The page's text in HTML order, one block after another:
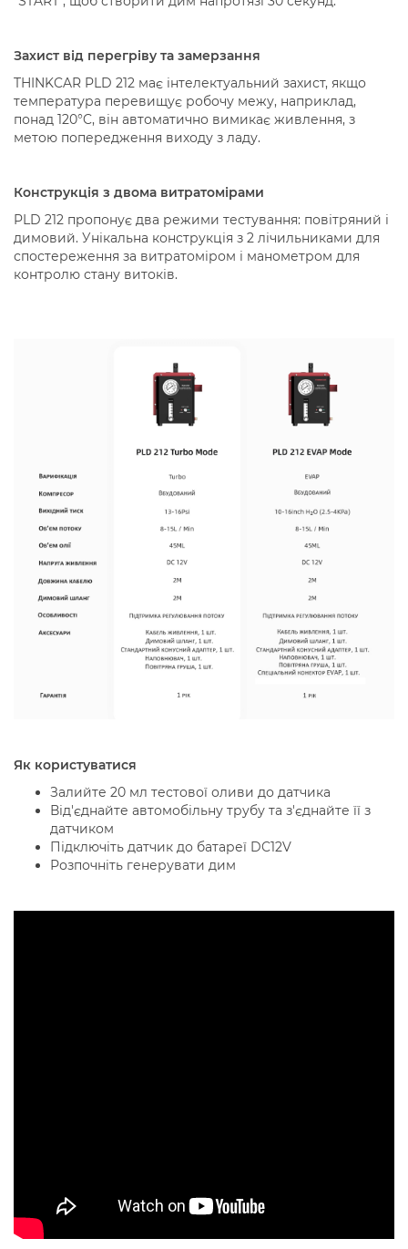
Захист від перегріву та замерзання
THINKCAR PLD 212 має інтелектуальний захист, якщо
температура перевищує робочу межу, наприклад,
понад 120°C, він автоматично вимикає живлення, з
метою попередження виходу з ладу.
Конструкція з двома витратомірами
PLD 212 пропонує два режими тестування: повітряний і
димовий. Унікальна конструкція з 2 лічильниками для
спостереження за витратоміром і манометром для
контролю стану витоків.
Як користуватися
Залийте 20 мл тестової оливи до датчика
Від'єднайте автомобільну трубу та з'єднайте її з
датчиком
Підключіть датчик до батареї DC12V
Розпочніть генерувати дим